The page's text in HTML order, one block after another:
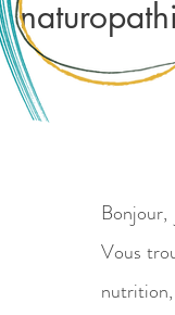
Vous
nutrition,